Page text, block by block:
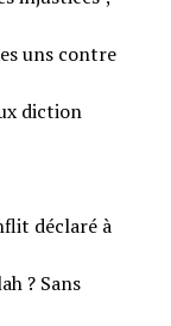
uns contre
diction
déclaré à
? Sans